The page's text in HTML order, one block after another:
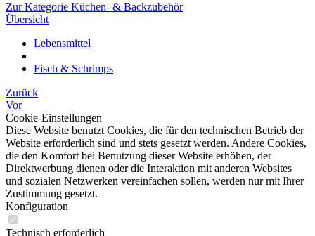
Zur Kategorie Küchen- & Backzubehör
Übersicht
Lebensmittel
Fisch & Schrimps
Zurück
Vor
Cookie-Einstellungen
Diese Website benutzt Cookies, die für den technischen Betrieb der
Website erforderlich sind und stets gesetzt werden. Andere Cookies,
die den Komfort bei Benutzung dieser Website erhöhen, der
Direktwerbung dienen oder die Interaktion mit anderen Websites
und sozialen Netzwerken vereinfachen sollen, werden nur mit Ihrer
Zustimmung gesetzt.
Konfiguration
Technisch erforderlich